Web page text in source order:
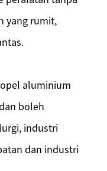
yang rumit,
aluminium
boleh
industri
dan industri